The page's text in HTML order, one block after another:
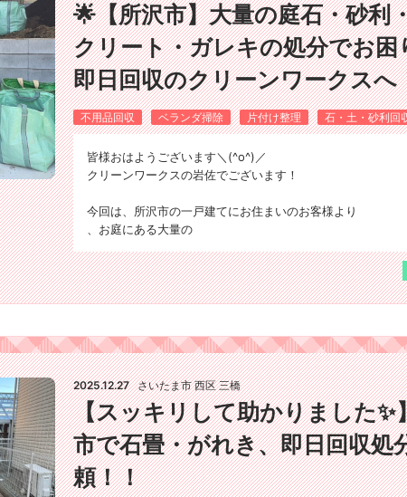
🌟【所沢市】大量の庭石・砂利
クリート・ガレキの処分でお困
即日回収のクリーンワークスへ
不用品回収 ベランダ掃除 片付け整理 石・土・砂利回
皆様おはようございます＼(^o^)／
クリーンワークスの岩佐でございます！
今回は、所沢市の一戸建てにお住まいのお客様より
、お庭にある大量の
2025.12.27 さいたま市 西区 三橋
【スッキリして助かりました✨
市で石畳・がれき、即日回収処
頼！！